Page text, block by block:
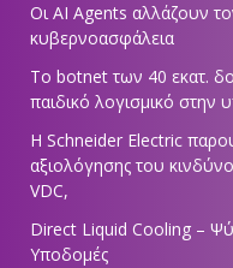
Οι AI Agents αλλάζουν
κυβερνοασφάλεια
Το botnet των 40 εκατ.
παιδικό λογισμικό στην
Η Schneider Electric
αξιολόγησης του
VDC,
Direct Liquid Cooling –
Υποδομές